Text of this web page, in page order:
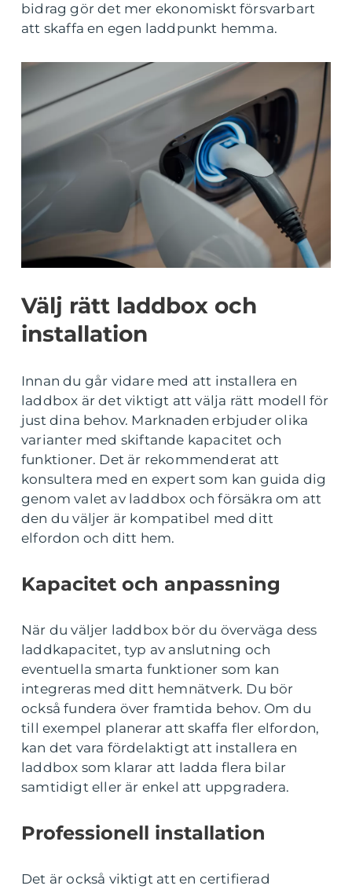
bidrag gör det mer ekonomiskt försvarbart
att skaffa en egen laddpunkt hemma.
Välj rätt laddbox och
installation
Innan du går vidare med att installera en
laddbox är det viktigt att välja rätt modell för
just dina behov. Marknaden erbjuder olika
varianter med skiftande kapacitet och
funktioner. Det är rekommenderat att
konsultera med en expert som kan guida dig
genom valet av laddbox och försäkra om att
den du väljer är kompatibel med ditt
elfordon och ditt hem.
Kapacitet och anpassning
När du väljer laddbox bör du överväga dess
laddkapacitet, typ av anslutning och
eventuella smarta funktioner som kan
integreras med ditt hemnätverk. Du bör
också fundera över framtida behov. Om du
till exempel planerar att skaffa fler elfordon,
kan det vara fördelaktigt att installera en
laddbox som klarar att ladda flera bilar
samtidigt eller är enkel att uppgradera.
Professionell installation
Det är också viktigt att en certifierad